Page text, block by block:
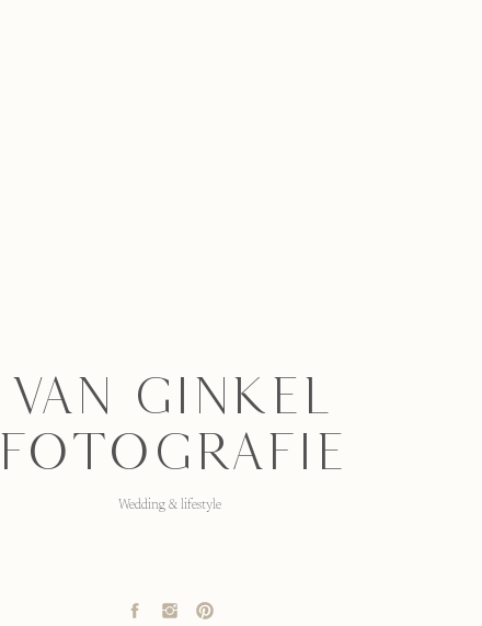
Wedding & lifestyle
VAN GINKEL
FOTOGRAFIE